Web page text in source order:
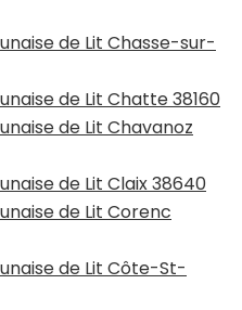
de Lit Chasse-sur-
de Lit Chatte 38160
de Lit Chavanoz
de Lit Claix 38640
de Lit Corenc
de Lit Côte-St-